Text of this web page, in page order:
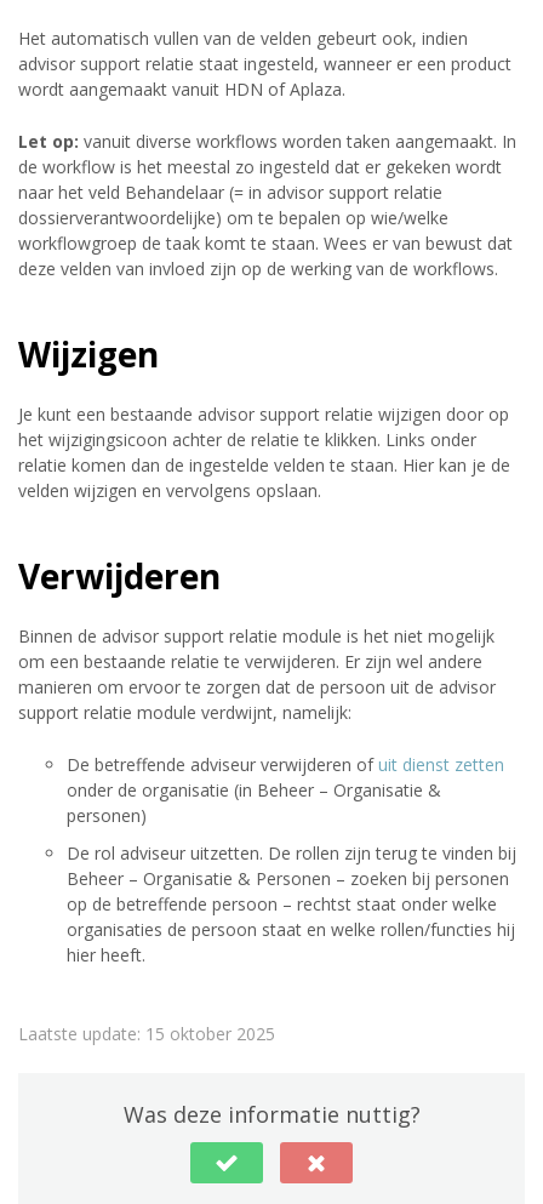
Het automatisch vullen van de velden gebeurt ook, indien
advisor support relatie staat ingesteld, wanneer er een product
wordt aangemaakt vanuit HDN of Aplaza.
Let op: vanuit diverse workflows worden taken aangemaakt. In
de workflow is het meestal zo ingesteld dat er gekeken wordt
naar het veld Behandelaar (= in advisor support relatie
dossierverantwoordelijke) om te bepalen op wie/welke
workflowgroep de taak komt te staan. Wees er van bewust dat
deze velden van invloed zijn op de werking van de workflows.
Wijzigen
Je kunt een bestaande advisor support relatie wijzigen door op
het wijzigingsicoon achter de relatie te klikken. Links onder
relatie komen dan de ingestelde velden te staan. Hier kan je de
velden wijzigen en vervolgens opslaan.
Verwijderen
Binnen de advisor support relatie module is het niet mogelijk
om een bestaande relatie te verwijderen. Er zijn wel andere
manieren om ervoor te zorgen dat de persoon uit de advisor
support relatie module verdwijnt, namelijk:
De betreffende adviseur verwijderen ofuit dienst zetten
onder de organisatie (in Beheer – Organisatie &
personen)
De rol adviseur uitzetten. De rollen zijn terug te vinden bij
Beheer – Organisatie & Personen – zoeken bij personen
op de betreffende persoon – rechtst staat onder welke
organisaties de persoon staat en welke rollen/functies hij
hier heeft.
Laatste update: 15 oktober 2025
Was deze informatie nuttig?